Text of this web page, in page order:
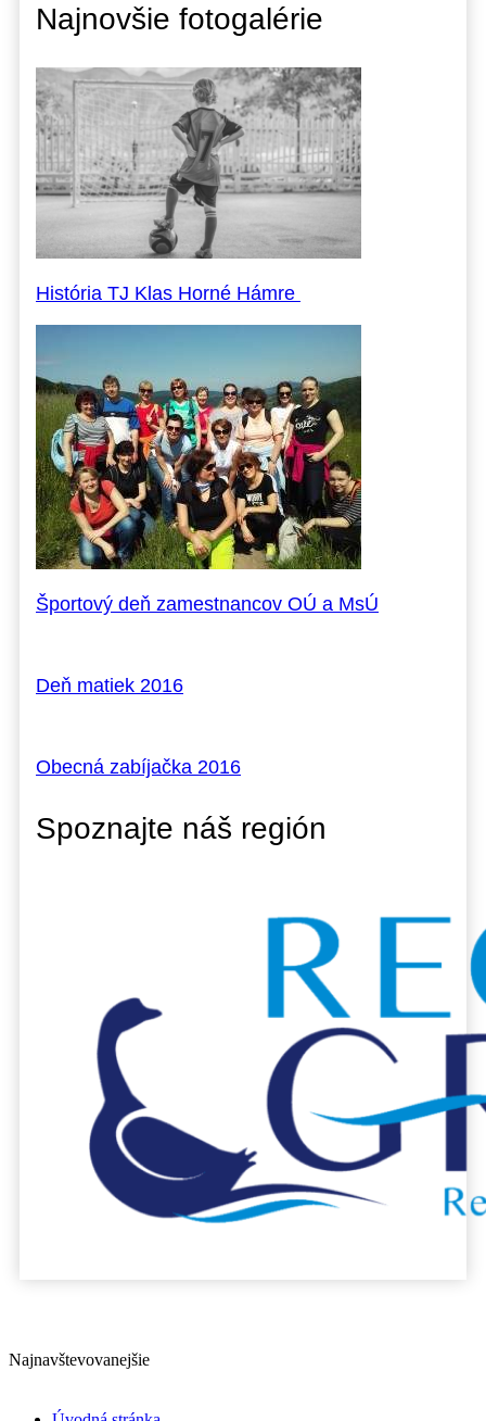
Najnovšie fotogalérie
História TJ Klas Horné Hámre
Športový deň zamestnancov OÚ a MsÚ
Deň matiek 2016
Obecná zabíjačka 2016
Spoznajte náš región
Najnavštevovanejšie